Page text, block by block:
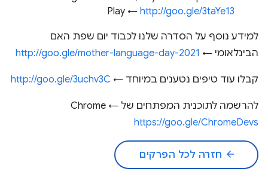
Play ← http://goo.gle/3taYe13
למידע נוסף על הסדרה שלנו לכבוד יום שפת האם
הבינלאומי ← http://goo.gle/mother-language-day-2021
קבלו עוד טיפים נטענים במיוחד ← http://goo.gle/3uchv3C
להרשמה לתוכנית המפתחים של Chrome ←
https://goo.gle/ChromeDevs
arrow_back חזרה לכל הפרקים